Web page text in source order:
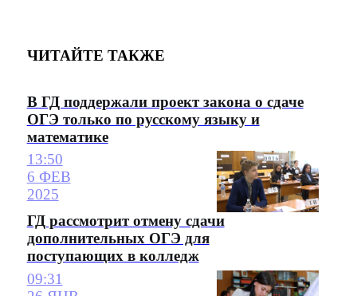
ЧИТАЙТЕ ТАКЖЕ
В ГД поддержали проект закона о сдаче
ОГЭ только по русскому языку и
математике
13:50
6 ФЕВ
2025
ГД рассмотрит отмену сдачи
дополнительных ОГЭ для
поступающих в колледж
09:31